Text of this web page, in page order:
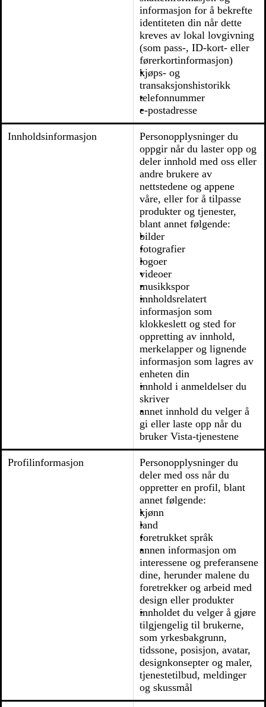
informasjon for å bekrefte
identiteten din når dette
kreves av lokal lovgivning
(som pass-, ID-kort- eller
førerkortinformasjon)
kjøps- og
transaksjonshistorikk
telefonnummer
e-postadresse
Innholdsinformasjon
Personopplysninger du
oppgir når du laster opp og
deler innhold med oss ​​eller
andre brukere av
nettstedene og appene
våre, eller for å tilpasse
produkter og tjenester,
blant annet følgende:
bilder
fotografier
logoer
videoer
musikkspor
innholdsrelatert
informasjon som
klokkeslett og sted for
oppretting av innhold,
merkelapper og lignende
informasjon som lagres av
enheten din
innhold i anmeldelser du
skriver
annet innhold du velger å
gi eller laste opp når du
bruker Vista-tjenestene
Profilinformasjon
Personopplysninger du
deler med oss når du
oppretter en profil, blant
annet følgende:
kjønn
land
foretrukket språk
annen informasjon om
interessene og preferansene
dine, herunder malene du
foretrekker og arbeid med
design eller produkter
innholdet du velger å gjøre
tilgjengelig til brukerne,
som yrkesbakgrunn,
tidssone, posisjon, avatar,
designkonsepter og maler,
tjenestetilbud, meldinger
og skussmål